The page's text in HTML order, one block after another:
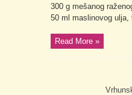
300 g mešanog
50 ml maslinovog ulja,
Read More »